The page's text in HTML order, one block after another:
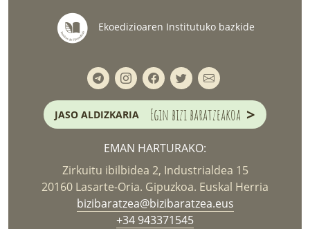
Ekoedizioaren Institutuko bazkide
JASO ALDIZKARIA Egin bizi baratzeakoa >
EMAN HARTURAKO:
Zirkuitu ibilbidea 2, Industrialdea 15
20160 Lasarte-Oria. Gipuzkoa. Euskal Herria
bizibaratzea@bizibaratzea.eus
+34 943371545